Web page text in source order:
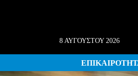
8 ΑΥΓΟΎΣΤΟΥ 2026